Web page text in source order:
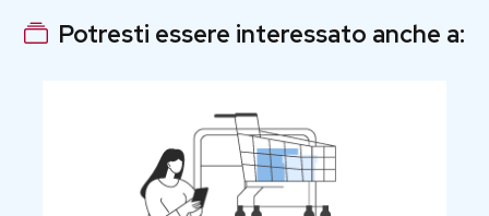
Potresti essere interessato anche a: